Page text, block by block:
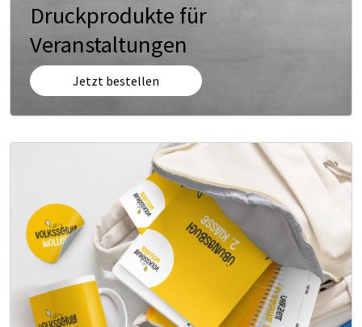
Druckprodukte für
Veranstaltungen
Jetzt bestellen